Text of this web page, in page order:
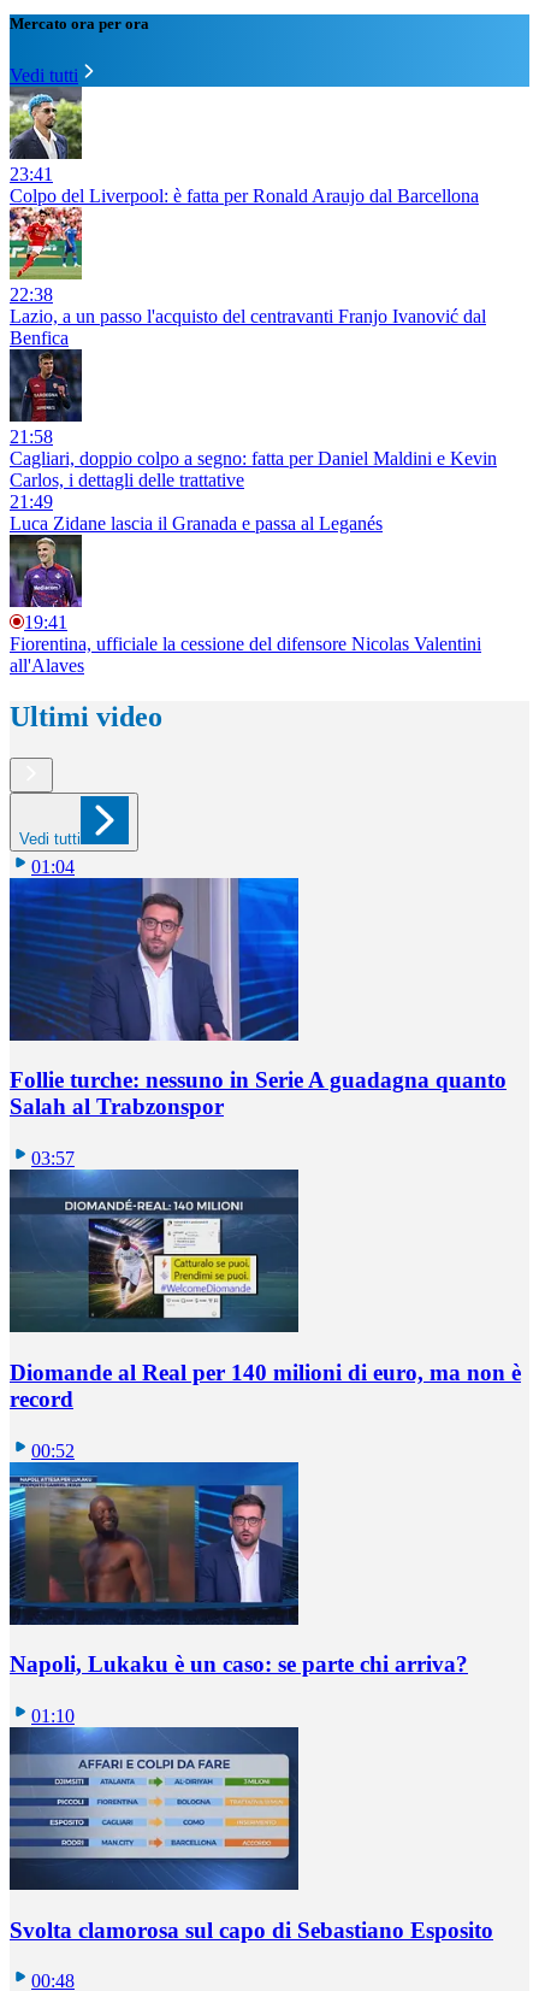
Mercato ora per ora
Vedi tutti
23:41
Colpo del Liverpool: è fatta per Ronald Araujo dal Barcellona
22:38
Lazio, a un passo l'acquisto del centravanti Franjo Ivanović dal
Benfica
21:58
Cagliari, doppio colpo a segno: fatta per Daniel Maldini e Kevin
Carlos, i dettagli delle trattative
21:49
Luca Zidane lascia il Granada e passa al Leganés
19:41
Fiorentina, ufficiale la cessione del difensore Nicolas Valentini
all'Alaves
Ultimi video
Vedi tutti
01:04
Follie turche: nessuno in Serie A guadagna quanto
Salah al Trabzonspor
03:57
Diomande al Real per 140 milioni di euro, ma non è
record
00:52
Napoli, Lukaku è un caso: se parte chi arriva?
01:10
Svolta clamorosa sul capo di Sebastiano Esposito
00:48